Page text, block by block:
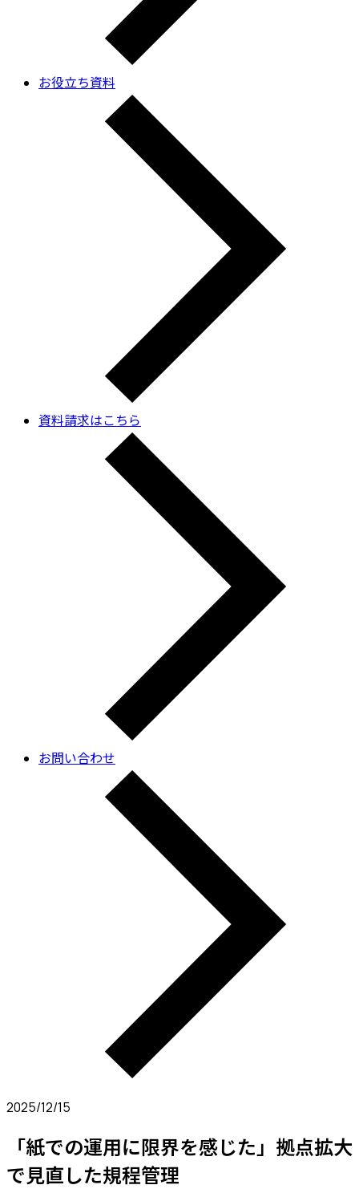
お役立ち資料
資料請求はこちら
お問い合わせ
2025/12/15
「紙での運用に限界を感じた」拠点拡大
で見直した規程管理